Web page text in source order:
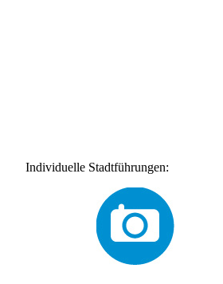
Individuelle Stadtführungen: